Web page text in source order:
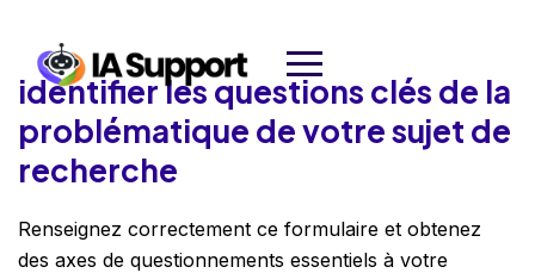
identifier les questions clés de la
problématique de votre sujet de
recherche
Renseignez correctement ce formulaire et obtenez
des axes de questionnements essentiels à votre